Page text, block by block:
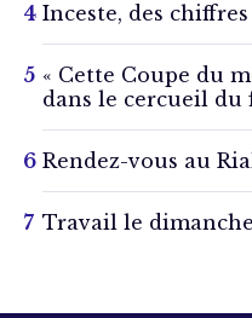
Inceste, des chiffres
« Cette Coupe du
dans le cercueil du
Rendez-vous au
Travail le